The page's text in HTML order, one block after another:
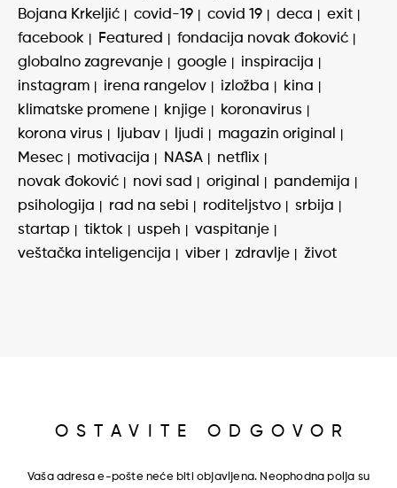
Bojana Krkeljić
covid-19 covid 19 deca
exit
facebook
Featured
fondacija novak đoković
globalno zagrevanje
google
inspiracija
instagram
irena rangelov izložba
kina
klimatske promene
knjige
koronavirus
korona virus
ljubav ljudi
magazin original
Mesec
motivacija NASA
netflix
novak đoković
novi sad original
pandemija
psihologija
rad na sebi roditeljstvo
srbija
startap
tiktok uspeh
vaspitanje
veštačka inteligencija
viber zdravlje život
OSTAVITE ODGOVOR
Vaša adresa e-pošte neće biti objavljena. Neophodna polja su